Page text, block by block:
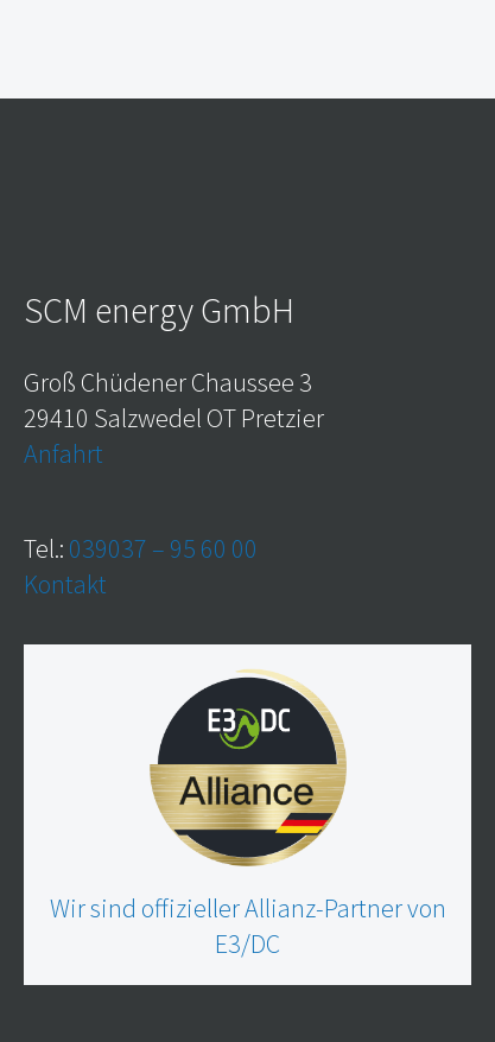
SCM energy GmbH
Groß Chüdener Chaussee 3
29410 Salzwedel OT Pretzier
Anfahrt
Tel.: 039037 – 95 60 00
Kontakt
Wir sind offizieller Allianz-Partner von
E3/DC